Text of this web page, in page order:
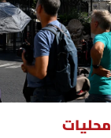
محليات